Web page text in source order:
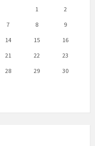
1
2
7 8
9
14 15
16
21 22
23
28 29
30